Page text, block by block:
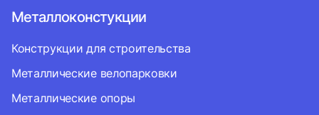
Металлоконстукции
Конструкции для строительства
Металлические велопарковки
Металлические опоры